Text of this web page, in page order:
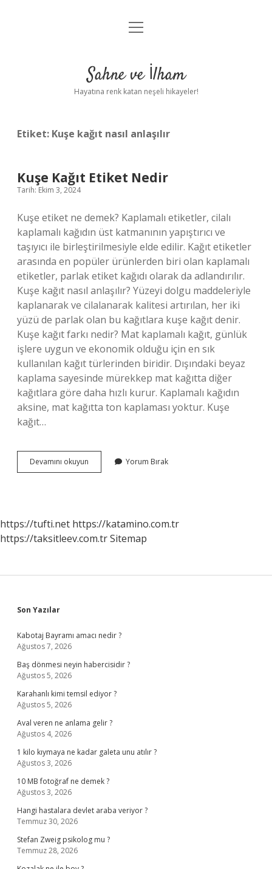
Anasayfa
Yasal Uyarı
menüyü
Sahne ve İlham
Hayatına renk katan neşeli hikayeler!
Etiket: Kuşe kağıt nasıl anlaşılır
Kuşe Kağıt Etiket Nedir
Tarih: Ekim 3, 2024
Kuşe etiket ne demek? Kaplamalı etiketler, cilalı
kaplamalı kağıdın üst katmanının yapıştırıcı ve
taşıyıcı ile birleştirilmesiyle elde edilir. Kağıt etiketler
arasında en popüler ürünlerden biri olan kaplamalı
etiketler, parlak etiket kağıdı olarak da adlandırılır.
Kuşe kağıt nasıl anlaşılır? Yüzeyi dolgu maddeleriyle
kaplanarak ve cilalanarak kalitesi artırılan, her iki
yüzü de parlak olan bu kağıtlara kuşe kağıt denir.
Kuşe kağıt farkı nedir? Mat kaplamalı kağıt, günlük
işlere uygun ve ekonomik olduğu için en sık
kullanılan kağıt türlerinden biridir. Dışındaki beyaz
kaplama sayesinde mürekkep mat kağıtta diğer
kağıtlara göre daha hızlı kurur. Kaplamalı kağıdın
aksine, mat kağıtta ton kaplaması yoktur. Kuşe
kağıt…
Devamını okuyun
Kağıt
Yorum Bırak
https://tufti.net https://katamino.com.tr
https://taksitleev.com.trSitemap
Sidebar
Son Yazılar
Kabotaj Bayramı amacı nedir ?
Ağustos 7, 2026
Baş dönmesi neyin habercisidir ?
Ağustos 5, 2026
Karahanlı kimi temsil ediyor ?
Ağustos 5, 2026
Aval veren ne anlama gelir ?
Ağustos 4, 2026
1 kilo kıymaya ne kadar galeta unu atılır ?
Ağustos 3, 2026
10 MB fotoğraf ne demek ?
Ağustos 3, 2026
Hangi hastalara devlet araba veriyor ?
Temmuz 30, 2026
Stefan Zweig psikolog mu ?
Temmuz 28, 2026